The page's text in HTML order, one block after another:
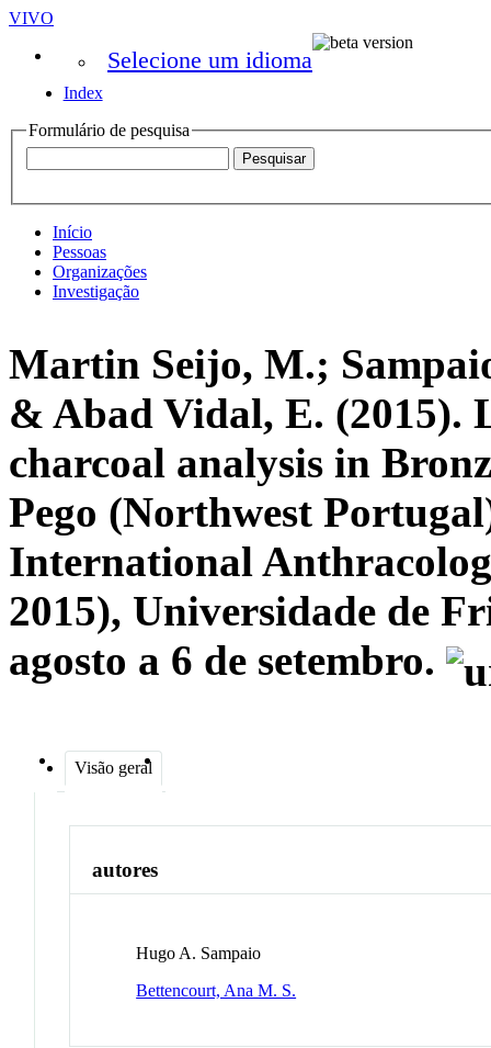
VIVO
Selecione um idioma
Index
Formulário de pesquisa
Início
Pessoas
Organizações
Investigação
Martin Seijo, M.;
& Abad Vidal, E. (2015).
charcoal analysis in
Pego (Northwest
International
2015), Universidade de
agosto a 6 de setembro.
Visão geral
autores
Hugo A. Sampaio
Bettencourt, Ana M. S.